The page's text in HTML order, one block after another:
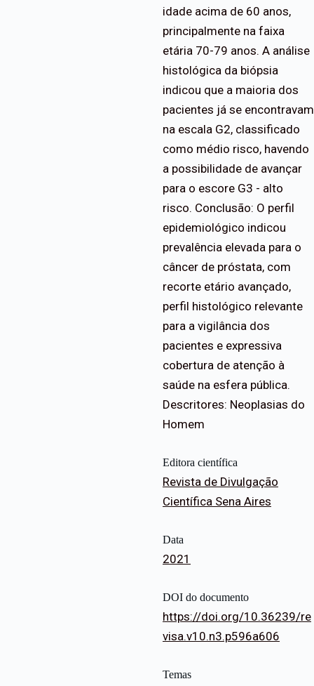
idade acima de 60 anos,
principalmente na faixa
etária 70-79 anos. A análise
histológica da biópsia
indicou que a maioria dos
pacientes já se encontravam
na escala G2, classificado
como médio risco, havendo
a possibilidade de avançar
para o escore G3 - alto
risco. Conclusão: O perfil
epidemiológico indicou
prevalência elevada para o
câncer de próstata, com
recorte etário avançado,
perfil histológico relevante
para a vigilância dos
pacientes e expressiva
cobertura de atenção à
saúde na esfera pública.
Descritores: Neoplasias do
Homem
Editora científica
Revista de Divulgação
Científica Sena Aires
Data
2021
DOI do documento
https://doi.org/10.36239/re
visa.v10.n3.p596a606
Temas